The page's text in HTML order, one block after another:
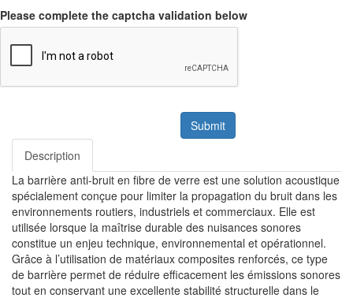
Please complete the captcha validation below
Submit
Description
La barrière anti-bruit en fibre de verre est une solution acoustique
spécialement conçue pour limiter la propagation du bruit dans les
environnements routiers, industriels et commerciaux. Elle est
utilisée lorsque la maîtrise durable des nuisances sonores
constitue un enjeu technique, environnemental et opérationnel.
Grâce à l’utilisation de matériaux composites renforcés, ce type
de barrière permet de réduire efficacement les émissions sonores
tout en conservant une excellente stabilité structurelle dans le